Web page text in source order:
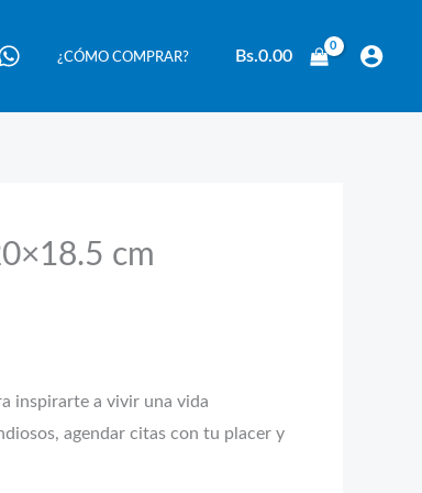
¿CÓMO COMPRAR? Bs.0.00
cm
inspirarte a vivir una vida
agendar citas con tu placer y